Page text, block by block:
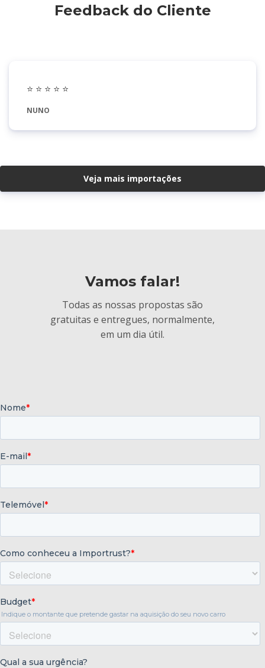
Feedback do Cliente
⭐️ ⭐️ ⭐️ ⭐️ ⭐️
NUNO
Veja mais importações
Vamos falar!
Todas as nossas propostas são
gratuitas e entregues, normalmente,
em um dia útil.